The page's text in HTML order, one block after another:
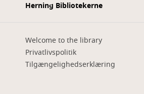
Herning Bibliotekerne
Welcome to the library
Privatlivspolitik
Tilgængelighedserklæring